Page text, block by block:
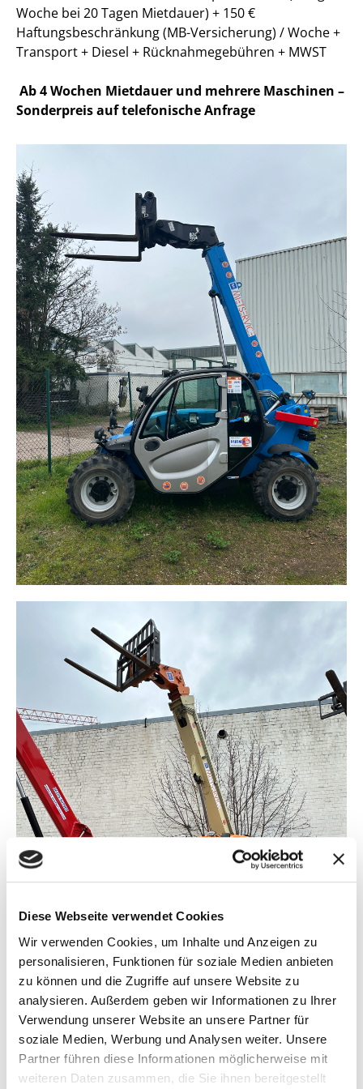
Diese Webseite verwendet Cookies
Wir verwenden Cookies, um Inhalte und Anzeigen zu
personalisieren, Funktionen für soziale Medien anbieten
zu können und die Zugriffe auf unsere Website zu
analysieren. Außerdem geben wir Informationen zu Ihrer
Verwendung unserer Website an unsere Partner für
soziale Medien, Werbung und Analysen weiter. Unsere
Partner führen diese Informationen möglicherweise mit
weiteren Daten zusammen, die Sie ihnen bereitgestellt
Woche bei 20 Tagen Mietdauer) + 150 €
Haftungsbeschränkung (MB-Versicherung) / Woche +
Transport + Diesel + Rücknahmegebühren + MWST
Ab 4 Wochen Mietdauer und mehrere Maschinen –
Sonderpreis auf telefonische Anfrage